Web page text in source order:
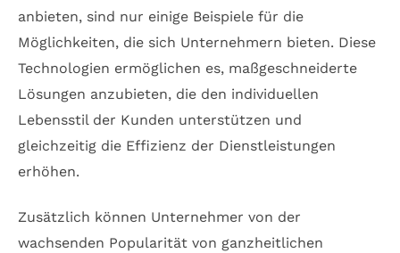
anbieten, sind nur einige Beispiele für die
Möglichkeiten, die sich Unternehmern bieten. Diese
Technologien ermöglichen es, maßgeschneiderte
Lösungen anzubieten, die den individuellen
Lebensstil der Kunden unterstützen und
gleichzeitig die Effizienz der Dienstleistungen
erhöhen.
Zusätzlich können Unternehmer von der
wachsenden Popularität von ganzheitlichen